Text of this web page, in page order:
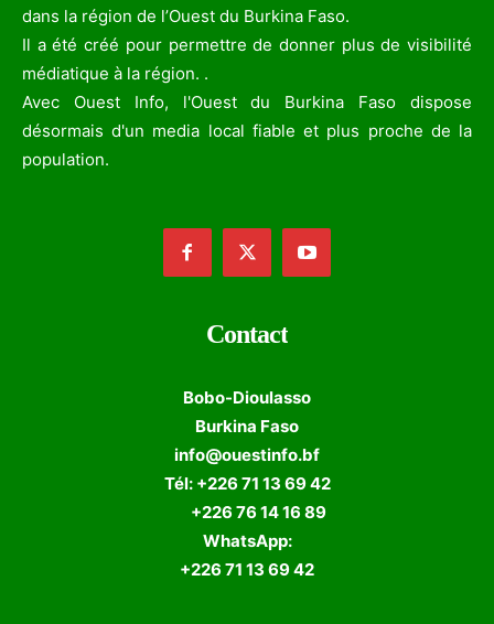
dans la région de l’Ouest du Burkina Faso.
Il a été créé pour permettre de donner plus de visibilité
médiatique à la région. .
Avec Ouest Info, l'Ouest du Burkina Faso dispose
désormais d'un media local fiable et plus proche de la
population.
Contact
Bobo-Dioulasso
Burkina Faso
info@ouestinfo.bf
Tél: +226 71 13 69 42
+226 76 14 16 89
WhatsApp:
+226 71 13 69 42